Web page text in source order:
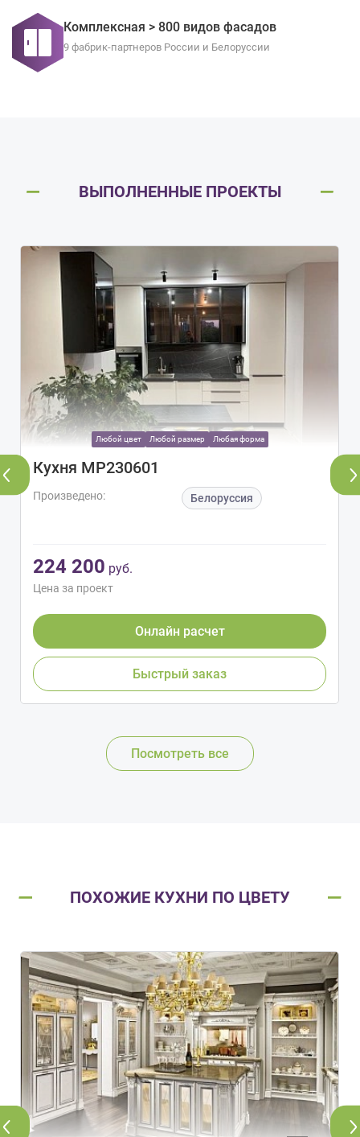
Комплексная > 800 видов фасадов
9 фабрик-партнеров России и Белоруссии
ВЫПОЛНЕННЫЕ ПРОЕКТЫ
Любой цвет Любой размер Любая форма
Кухня МР230601
Произведено: Белоруссия
224 200 руб.
Цена за проект
Онлайн расчет
Быстрый заказ
Посмотреть все
ПОХОЖИЕ КУХНИ ПО ЦВЕТУ